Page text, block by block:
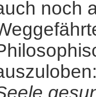
noch